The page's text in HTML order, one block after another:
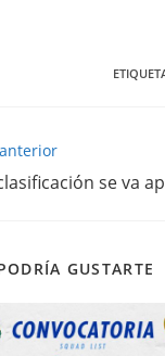
se va
GUSTARTE